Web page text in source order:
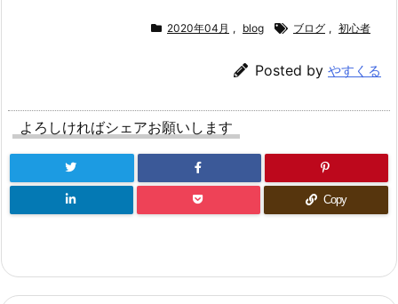
2020年04月 , blog ブログ , 初心者
Posted by やすくる
よろしければシェアお願いします
Copy